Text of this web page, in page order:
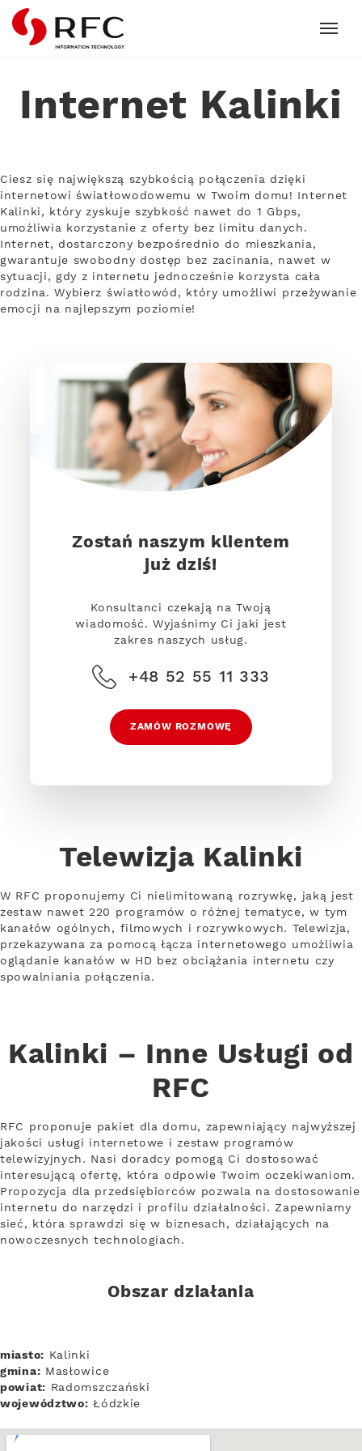
RFC
Internet Kalinki
Ciesz się największą szybkością połączenia dzięki
internetowi światłowodowemu w Twoim domu! Internet
Kalinki, który zyskuje szybkość nawet do 1 Gbps,
umożliwia korzystanie z oferty bez limitu danych.
Internet, dostarczony bezpośrednio do mieszkania,
gwarantuje swobodny dostęp bez zacinania, nawet w
sytuacji, gdy z internetu jednocześnie korzysta cała
rodzina. Wybierz światłowód, który umożliwi przeżywanie
emocji na najlepszym poziomie!
Zostań naszym klientem
już dziś!
Konsultanci czekają na Twoją
wiadomość. Wyjaśnimy Ci jaki jest
zakres naszych usług.
+48 52 55 11 333
ZAMÓW ROZMOWĘ
Telewizja Kalinki
W RFC proponujemy Ci nielimitowaną rozrywkę, jaką jest
zestaw nawet 220 programów o różnej tematyce, w tym
kanałów ogólnych, filmowych i rozrywkowych. Telewizja,
przekazywana za pomocą łącza internetowego umożliwia
oglądanie kanałów w HD bez obciążania internetu czy
spowalniania połączenia.
Kalinki – Inne Usługi od
RFC
RFC proponuje pakiet dla domu, zapewniający najwyższej
jakości usługi internetowe i zestaw programów
telewizyjnych. Nasi doradcy pomogą Ci dostosować
interesującą ofertę, która odpowie Twoim oczekiwaniom.
Propozycja dla przedsiębiorców pozwala na dostosowanie
internetu do narzędzi i profilu działalności. Zapewniamy
sieć, która sprawdzi się w biznesach, działających na
nowoczesnych technologiach.
Obszar działania
miasto: Kalinki
gmina: Masłowice
powiat: Radomszczański
województwo: Łódzkie